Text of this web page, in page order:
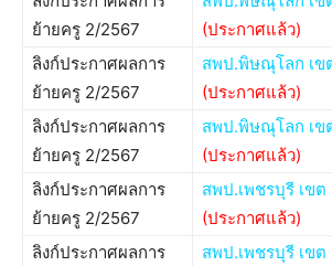
ย้ายครู 2/2567
(ประกาศแล้ว)
ลิงก์ประกาศผลการ
ย้ายครู 2/2567
สพป.พิษณุโลก เข
(ประกาศแล้ว)
ลิงก์ประกาศผลการ
ย้ายครู 2/2567
สพป.พิษณุโลก เข
(ประกาศแล้ว)
ลิงก์ประกาศผลการ
ย้ายครู 2/2567
สพป.เพชรบุรี เขต
(ประกาศแล้ว)
ลิงก์ประกาศผลการ
สพป.เพชรบุรี เขต